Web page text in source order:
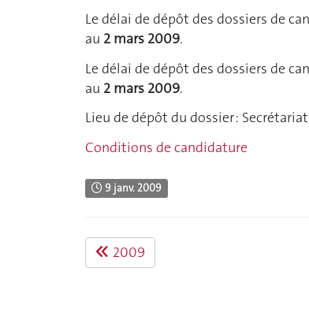
Le délai de dépôt des dossiers de
au 2 mars 2009.
Le délai de dépôt des dossiers de
au 2 mars 2009.
Lieu de dépôt du dossier :
Conditions de candidature
9 janv. 2009
2009